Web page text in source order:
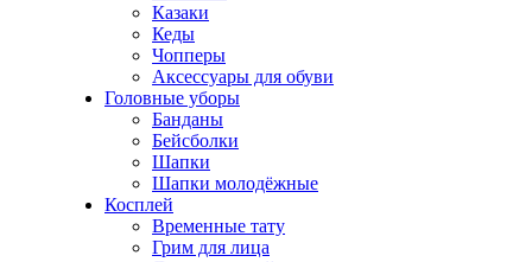
Казаки
Кеды
Чопперы
Аксессуары для обуви
Головные уборы
Банданы
Бейсболки
Шапки
Шапки молодёжные
Косплей
Временные тату
Грим для лица